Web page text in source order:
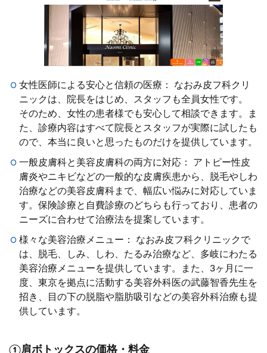
女性医師による安心と信頼の医療： なおみ皮フ科クリ
ニックは、院長をはじめ、スタッフも全員女性です。
そのため、女性の患者様でも安心して相談できます。ま
た、診療内容はすべて院長とスタッフが実際に試したも
ので、本当に良いと思ったものだけを提供しています。
一般皮膚科と美容皮膚科の両方に対応： アトピー性皮
膚炎やニキビなどの一般的な皮膚疾患から、脱毛やしわ
治療などの美容皮膚科まで、幅広い悩みに対応していま
す。保険診療と自費診療のどちらも行っており、患者の
ニーズに合わせて治療法を提案しています。
様々な美容治療メニュー： なおみ皮フ科クリニックで
は、脱毛、しみ、しわ、たるみ治療など、多岐にわたる
美容治療メニューを提供しています。また、3ヶ月に一
度、東京を拠点に活動する美容外科医の武藤智香先生を
招き、目の下の脱脂や脂肪吸引などの美容外科治療も提
供しています。
①肩ボトックスの価格・料金